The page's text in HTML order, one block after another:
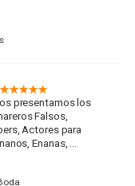
presentamos los
Falsos,
Actores para
Enanas, ...